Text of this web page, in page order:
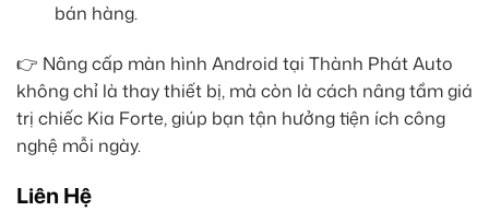
bán hàng.
👉 Nâng cấp màn hình Android tại Thành Phát Auto
không chỉ là thay thiết bị, mà còn là cách nâng tầm giá
trị chiếc Kia Forte, giúp bạn tận hưởng tiện ích công
nghệ mỗi ngày.
Liên Hệ